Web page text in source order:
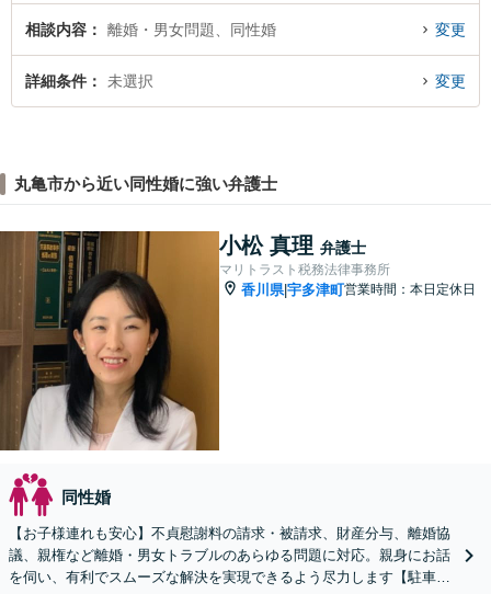
相談内容 離婚・男女問題、同性婚 変更
詳細条件 未選択 変更
丸亀市から近い同性婚に強い弁護士
小松 真理 弁護士
マリトラスト税務法律事務所
香川県|宇多津町営業時間：本日定休日
同性婚
【お子様連れも安心】不貞慰謝料の請求・被請求、財産分与、離婚協
議、親権など離婚・男女トラブルのあらゆる問題に対応。親身にお話
を伺い、有利でスムーズな解決を実現できるよう尽力します【駐車場